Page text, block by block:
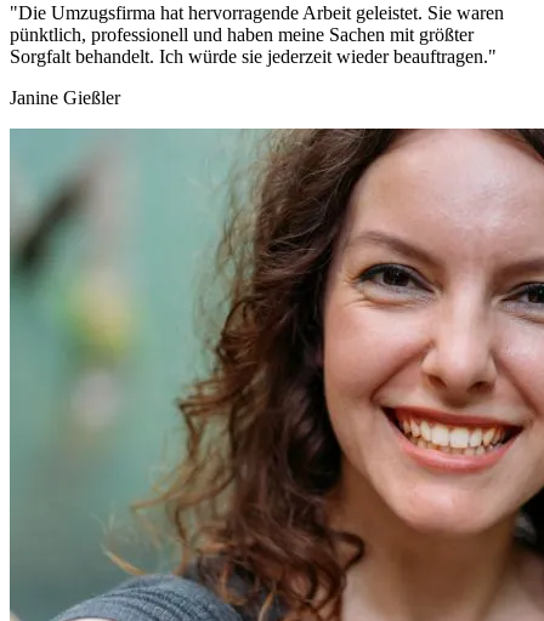
"Die Umzugsfirma hat hervorragende Arbeit geleistet. Sie waren
pünktlich, professionell und haben meine Sachen mit größter
Sorgfalt behandelt. Ich würde sie jederzeit wieder beauftragen."
Janine Gießler